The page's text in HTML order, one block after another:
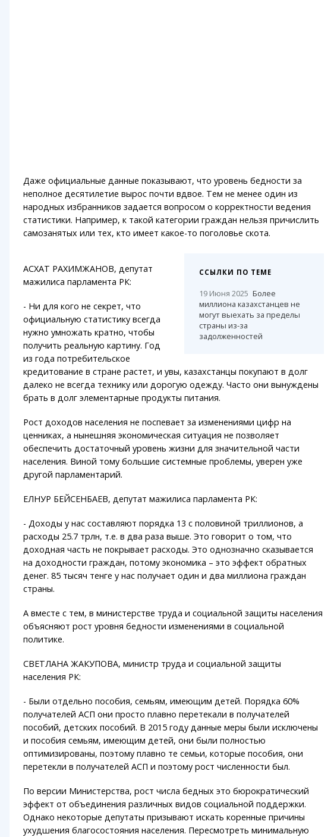
Даже официальные данные показывают, что уровень бедности за
неполное десятилетие вырос почти вдвое. Тем не менее один из
народных избранников задается вопросом о корректности ведения
статистики. Например, к такой категории граждан нельзя причислить
самозанятых или тех, кто имеет какое-то поголовье скота.
ССЫЛКИ ПО ТЕМЕ
19 Июня 2025 Более
миллиона казахстанцев не
могут выехать за пределы
страны из-за
задолженностей
АСХАТ РАХИМЖАНОВ, депутат
мажилиса парламента РК:
- Ни для кого не секрет, что
официальную статистику всегда
нужно умножать кратно, чтобы
получить реальную картину. Год
из года потребительское
кредитование в стране растет, и увы, казахстанцы покупают в долг
далеко не всегда технику или дорогую одежду. Часто они вынуждены
брать в долг элементарные продукты питания.
Рост доходов населения не поспевает за изменениями цифр на
ценниках, а нынешняя экономическая ситуация не позволяет
обеспечить достаточный уровень жизни для значительной части
населения. Виной тому большие системные проблемы, уверен уже
другой парламентарий.
ЕЛНУР БЕЙСЕНБАЕВ, депутат мажилиса парламента РК:
- Доходы у нас составляют порядка 13 с половиной триллионов, а
расходы 25.7 трлн, т.е. в два раза выше. Это говорит о том, что
доходная часть не покрывает расходы. Это однозначно сказывается
на доходности граждан, потому экономика – это эффект обратных
денег. 85 тысяч тенге у нас получает один и два миллиона граждан
страны.
А вместе с тем, в министерстве труда и социальной защиты населения
объясняют рост уровня бедности изменениями в социальной
политике.
СВЕТЛАНА ЖАКУПОВА, министр труда и социальной защиты
населения РК:
- Были отдельно пособия, семьям, имеющим детей. Порядка 60%
получателей АСП они просто плавно перетекали в получателей
пособий, детских пособий. В 2015 году данные меры были исключены
и пособия семьям, имеющим детей, они были полностью
оптимизированы, поэтому плавно те семьи, которые пособия, они
перетекли в получателей АСП и поэтому рост численности был.
По версии Министерства, рост числа бедных это бюрократический
эффект от объединения различных видов социальной поддержки.
Однако некоторые депутаты призывают искать коренные причины
ухудшения благосостояния населения. Пересмотреть минимальную